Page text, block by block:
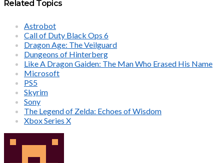
Related Topics
Astrobot
Call of Duty Black Ops 6
Dragon Age: The Veilguard
Dungeons of Hinterberg
Like A Dragon Gaiden: The Man Who Erased His Name
Microsoft
PS5
Skyrim
Sony
The Legend of Zelda: Echoes of Wisdom
Xbox Series X